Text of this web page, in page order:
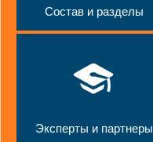
Состав и разделы
Эксперты и партнеры